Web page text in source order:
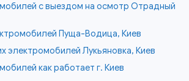
с выездом на осмотр Отрадный
Пуща-Водица, Киев
электромобилей Лукьяновка, Киев
как работает г. Киев